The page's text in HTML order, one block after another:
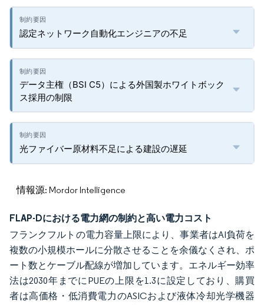
認定ネットワーク自動化エンジニアの不足
データ主権（BSI C5）による外国製ホワイトボック
ス採用の制限
光ファイバー原材料不足による建設の遅延
情報源: Mordor Intelligence
FLAP-Dにおける電力網の制約と高い電力コスト
フランクフルトの電力容量上限により、事業者はAI負荷を
複数の小規模ホールに分散させることを余儀なくされ、ポ
ート数とケーブル配線が増加しています。エネルギー効率
法は2030年までにPUEの上限を1.3に設定しており、購買
者は高価格・低消費電力のASICおよび液体冷却光学機器